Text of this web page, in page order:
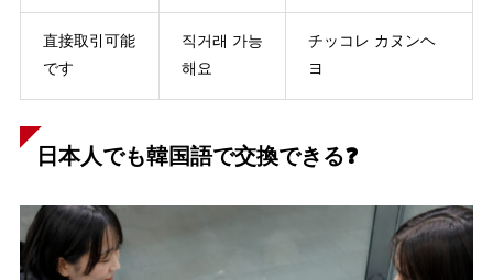
直接取引可能
です
직거래 가능
해요
チッコレ カヌンヘ
ヨ
日本人でも韓国語で交換できる❓